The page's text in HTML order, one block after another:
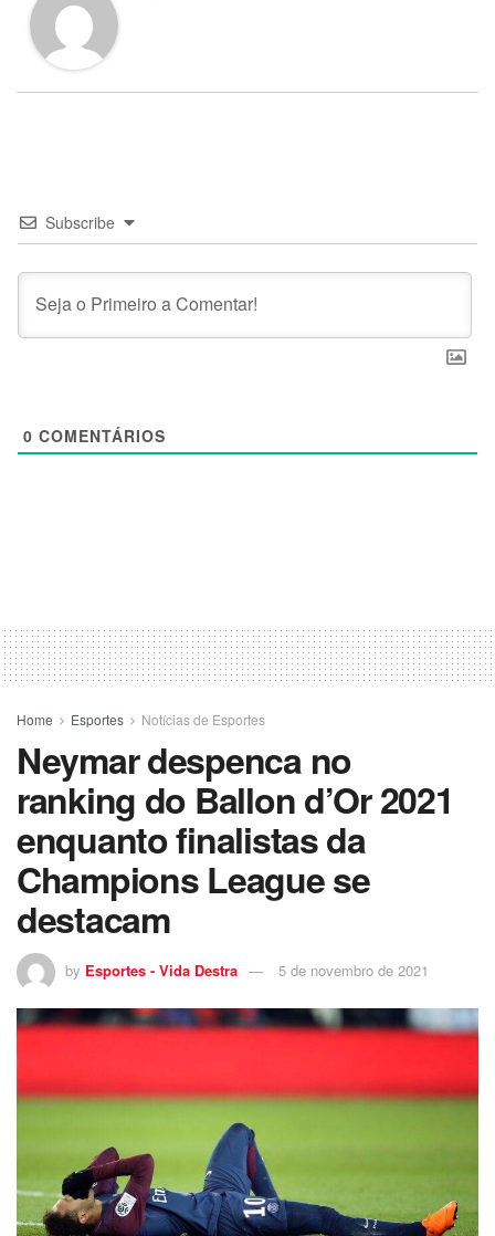
Subscribe
0 COMENTÁRIOS
Home Esportes Notícias de Esportes
Neymar despenca no
ranking do Ballon d’Or 2021
enquanto finalistas da
Champions League se
destacam
by Esportes - Vida Destra 5 de novembro de 2021